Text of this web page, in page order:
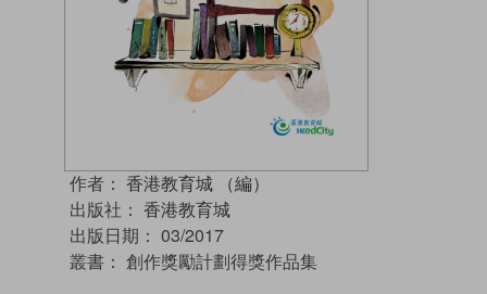
作者： 香港教育城 （編）
出版社： 香港教育城
出版日期： 03/2017
叢書： 創作獎勵計劃得獎作品集